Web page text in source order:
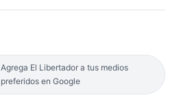
Agrega El Libertador a tus medios
preferidos en Google